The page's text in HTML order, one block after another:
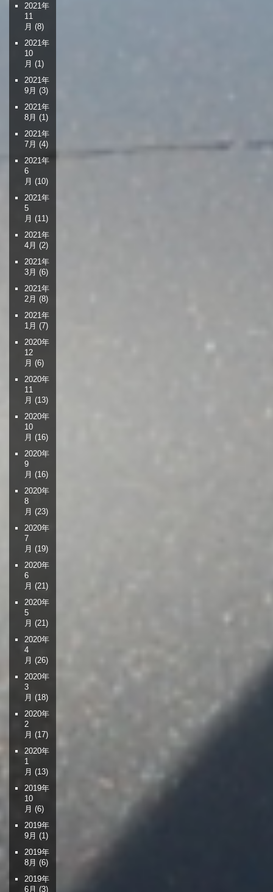
2021年
11
月 (8)
2021年
10
月 (1)
2021年
9月 (3)
2021年
8月 (1)
2021年
7月 (4)
2021年
6
月 (10)
2021年
5
月 (11)
2021年
4月 (2)
2021年
3月 (6)
2021年
2月 (8)
2021年
1月 (7)
2020年
12
月 (6)
2020年
11
月 (13)
2020年
10
月 (16)
2020年
9
月 (16)
2020年
8
月 (23)
2020年
7
月 (19)
2020年
6
月 (21)
2020年
5
月 (21)
2020年
4
月 (26)
2020年
3
月 (18)
2020年
2
月 (17)
2020年
1
月 (13)
2019年
10
月 (6)
2019年
9月 (1)
2019年
8月 (6)
2019年
6月 (3)